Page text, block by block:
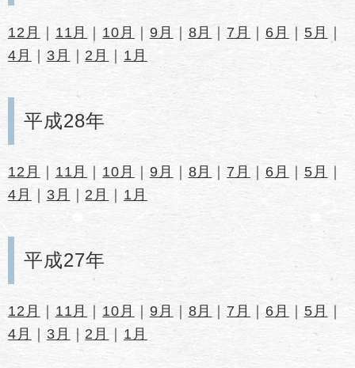
12月 ｜ 11月 ｜ 10月 ｜ 9月 ｜ 8月 ｜ 7月 ｜ 6月 ｜ 5月
｜
4月
｜ 3月 ｜ 2月 ｜ 1月
平成28年
12月 ｜ 11月 ｜ 10月 ｜ 9月 ｜ 8月 ｜7月 ｜ 6月 ｜ 5月
｜
4月
｜ 3月 ｜ 2月 ｜ 1月
平成27年
12月 ｜ 11月 ｜ 10月 ｜ 9月 ｜ 8月 ｜ 7月 ｜ 6月 ｜ 5月
｜
4月
｜ 3月 ｜ 2月 ｜ 1月